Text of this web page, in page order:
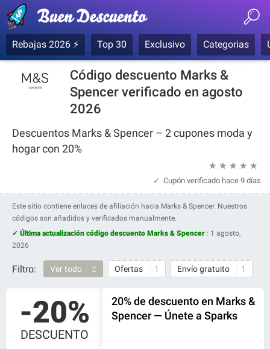
Rebajas 2026 ⚡ Top 30 Exclusivo Categorias
Código descuento Marks &
Spencer verificado en agosto
2026
Descuentos Marks & Spencer – 2 cupones moda y
hogar con 20%
★
★
★
★
★
Cupón verificado hace 9 días
Este sitio contiene enlaces de afiliación hacia Marks & Spencer. Nuestros
códigos son añadidos y verificados manualmente.
✓ Última actualización código descuento Marks & Spencer : 1 agosto,
2026
Filtro: Ver todo 2 Ofertas 1 Envío gratuito 1
-20%
DESCUENTO
20% de descuento en Marks &
Spencer — Únete a Sparks